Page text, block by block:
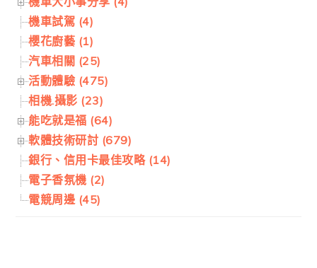
機車試駕 (4)
櫻花廚藝 (1)
汽車相關 (25)
活動體驗 (475)
相機.攝影 (23)
能吃就是福 (64)
軟體技術研討 (679)
銀行、信用卡最佳攻略 (14)
電子香氛機 (2)
電競周邊 (45)